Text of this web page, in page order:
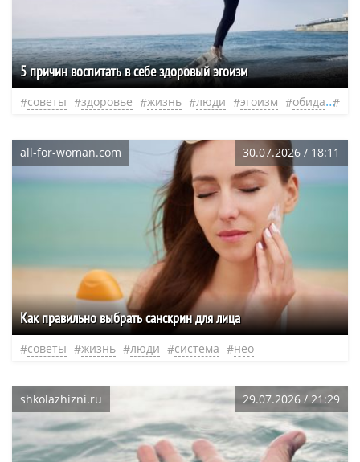
5 причин воспитать в себе здоровый эгоизм
советы здоровье жизнь люди эгоизм обида
all-for-woman.com 30.07.2026 / 18:11
Как правильно выбрать санскрин для лица
советы жизнь люди система нео
shkolazhizni.ru 29.07.2026 / 21:29